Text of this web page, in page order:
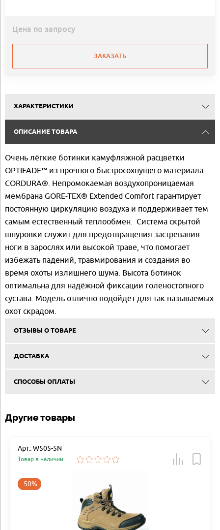
Цена по запросу
ЗАКАЗАТЬ
ХАРАКТЕРИСТИКИ
ОПИСАНИЕ ТОВАРА
Очень лёгкие ботинки камуфляжной расцветки
OPTIFADE™ из прочного быстросохнущего материала
CORDURA®. Непромокаемая воздухопроницаемая
мембрана GORE-TEX® Extended Comfort гарантирует
постоянную циркуляцию воздуха и поддерживает тем
самым естественный теплообмен. Система скрытой
шнуровки служит для предотвращения застревания
ноги в зарослях или высокой траве, что помогает
избежать падений, травмирования и создания во
время охоты излишнего шума. Высота ботинок
оптимальна для надёжной фиксации голеностопного
сустава. Модель отлично подойдёт для так называемых
охот скрадом.
ОТЗЫВЫ О ТОВАРЕ
ДОСТАВКА
СПОСОБЫ ОПЛАТЫ
Другие товары
Арт.: W505-5N
Товар в наличии
-50%